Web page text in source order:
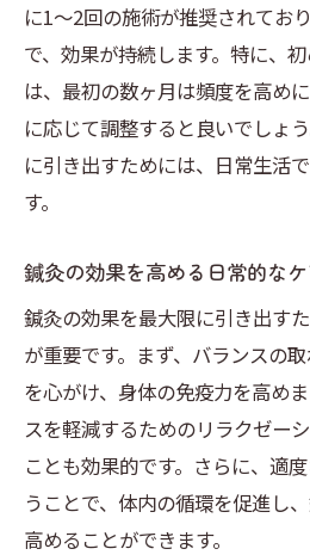
に1〜2回の施術が推奨されてお
で、効果が持続します。特に、
は、最初の数ヶ月は頻度を高め
に応じて調整すると良いでしょ
に引き出すためには、日常生活
す。
鍼灸の効果を高める日常的な
鍼灸の効果を最大限に引き出す
が重要です。まず、バランスの
を心がけ、身体の免疫力を高め
スを軽減するためのリラクゼー
ことも効果的です。さらに、適
うことで、体内の循環を促進し
高めることができます。